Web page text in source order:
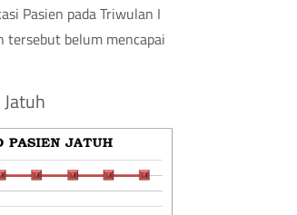
Pasien pada Triwulan I
tersebut belum mencapai